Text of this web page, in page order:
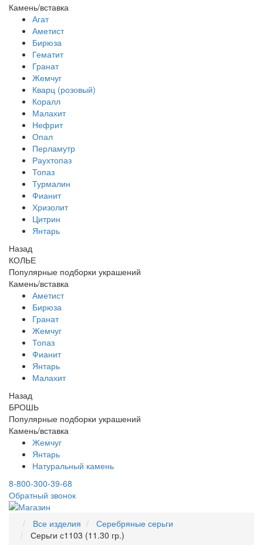
Камень/вставка
Агат
Аметист
Бирюза
Гематит
Гранат
Жемчуг
Кварц (розовый)
Коралл
Малахит
Нефрит
Опал
Перламутр
Раухтопаз
Топаз
Турмалин
Фианит
Хризолит
Цитрин
Янтарь
Назад
КОЛЬЕ
Популярные подборки украшений
Камень/вставка
Аметист
Бирюза
Гранат
Жемчуг
Топаз
Фианит
Янтарь
Малахит
Назад
БРОШЬ
Популярные подборки украшений
Камень/вставка
Жемчуг
Янтарь
Натуральный камень
8-800-300-39-68
Обратный звонок
Все изделия
Серебряные серьги
Серьги с1103 (11.30 гр.)